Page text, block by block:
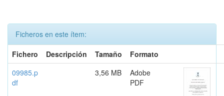
Ficheros en este ítem:
Fichero
Descripción Tamaño
Formato
09985.p
df
3,56 MB
Adobe
PDF